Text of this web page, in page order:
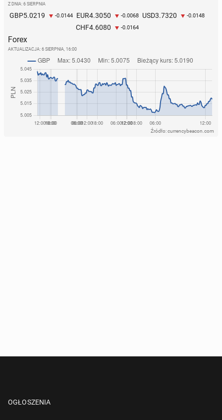
Z DNIA: 6 SIERPNIA
GBP5.0219 -0.0144 EUR4.3050 -0.0068 USD3.7320 -0.0148
CHF4.6080 -0.0164
Forex
AKTUALIZACJA: 6 SIERPNIA, 16:00
Źródło: currencybeacon.com
OGŁOSZENIA